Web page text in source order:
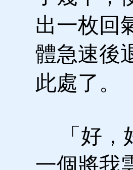
出一枚回
體急速後
此處了。
「好，
一個將我